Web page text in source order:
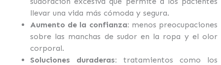
llevar una vida más cómoda y segura.
Aumento de la confianza:menos preocupaciones
sobre las manchas de sudor en la ropa y el olor
corporal.
Soluciones duraderas:tratamientos como los